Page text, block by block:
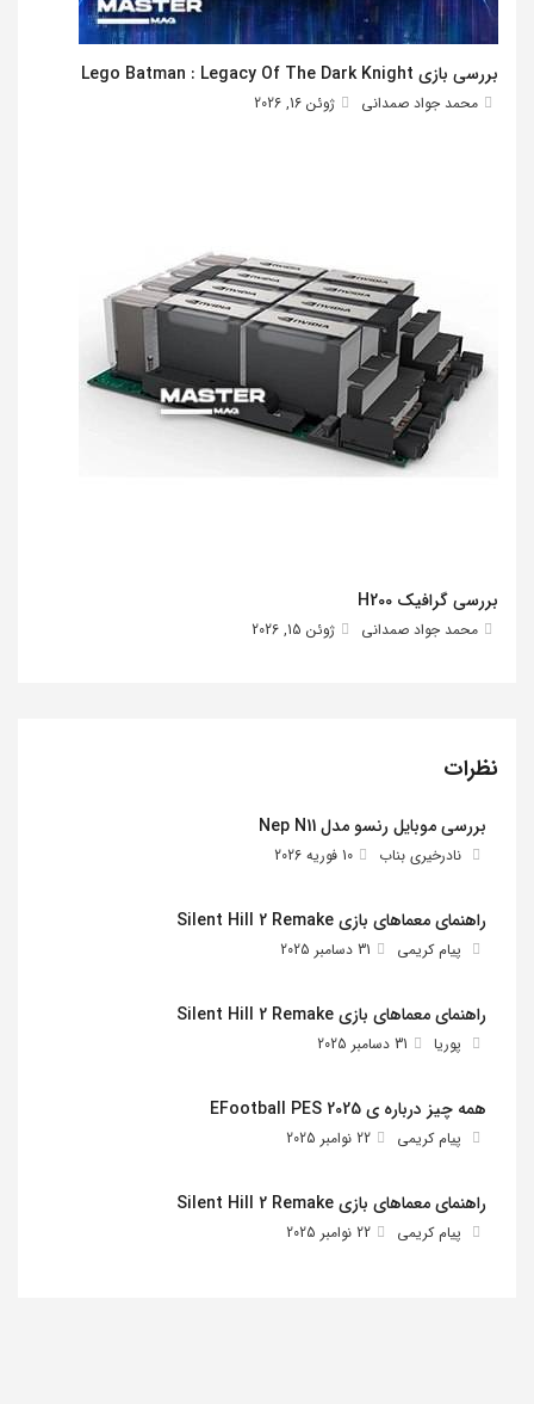
بررسی بازی Lego Batman : Legacy Of The Dark Knight
محمد جواد صمدانی ژوئن 16, 2026
بررسی گرافیک H200
محمد جواد صمدانی ژوئن 15, 2026
نظرات
بررسی موبایل رنسو مدل Nep N11
نادرخیری بناب 10 فوریه 2026
راهنمای معماهای بازی Silent Hill 2 Remake
پیام کریمی 31 دسامبر 2025
راهنمای معماهای بازی Silent Hill 2 Remake
پوریا 31 دسامبر 2025
همه چیز درباره ی EFootball PES 2025
پیام کریمی 22 نوامبر 2025
راهنمای معماهای بازی Silent Hill 2 Remake
پیام کریمی 22 نوامبر 2025